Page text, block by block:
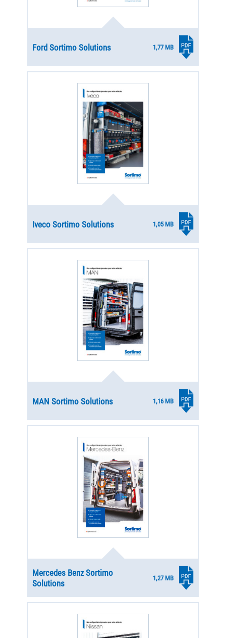
Ford Sortimo Solutions 1,77 MB
Iveco Sortimo Solutions 1,05 MB
MAN Sortimo Solutions 1,16 MB
Mercedes Benz Sortimo
Solutions
1,27 MB